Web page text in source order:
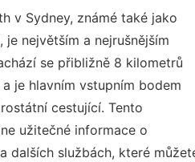
v Sydney, známé také jako
největším a nejrušnějším
se přibližně 8 kilometrů
je hlavním vstupním bodem
cestující. Tento
užitečné informace o
dalších službách, které